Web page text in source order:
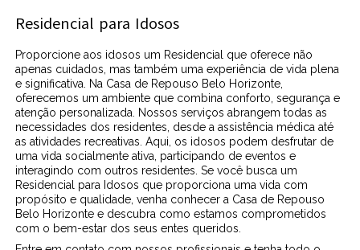
Residencial para Idosos
Proporcione aos idosos um Residencial que oferece não
apenas cuidados, mas também uma experiência de vida plena
e significativa. Na Casa de Repouso Belo Horizonte,
oferecemos um ambiente que combina conforto, segurança e
atenção personalizada. Nossos serviços abrangem todas as
necessidades dos residentes, desde a assistência médica até
as atividades recreativas. Aqui, os idosos podem desfrutar de
uma vida socialmente ativa, participando de eventos e
interagindo com outros residentes. Se você busca um
Residencial para Idosos que proporciona uma vida com
propósito e qualidade, venha conhecer a Casa de Repouso
Belo Horizonte e descubra como estamos comprometidos
com o bem-estar dos seus entes queridos.